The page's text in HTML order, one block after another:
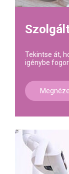
Tekintse át,
igénybe